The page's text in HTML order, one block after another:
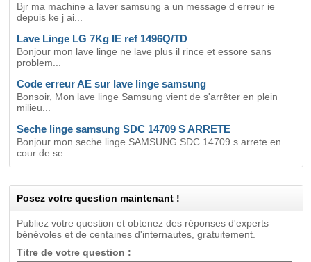
Bjr ma machine a laver samsung a un message d erreur ie
depuis ke j ai...
Lave Linge LG 7Kg IE ref 1496Q/TD
Bonjour mon lave linge ne lave plus il rince et essore sans
problem...
Code erreur AE sur lave linge samsung
Bonsoir, Mon lave linge Samsung vient de s'arrêter en plein
milieu...
Seche linge samsung SDC 14709 S ARRETE
Bonjour mon seche linge SAMSUNG SDC 14709 s arrete en
cour de se...
Posez votre question maintenant !
Publiez votre question et obtenez des réponses d'experts
bénévoles et de centaines d'internautes, gratuitement.
Titre de votre question :